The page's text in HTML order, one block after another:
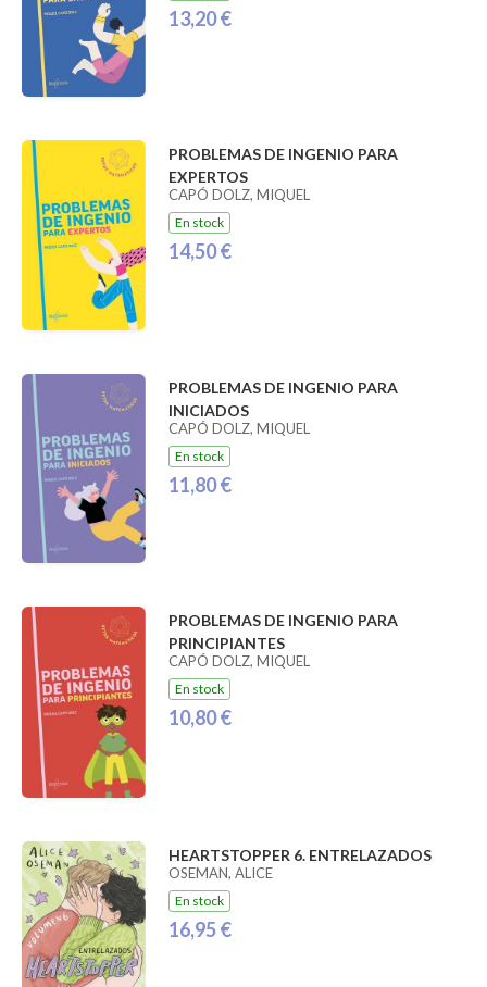
13,20 €
PROBLEMAS DE INGENIO PARA
EXPERTOS
CAPÓ DOLZ, MIQUEL
En stock
14,50 €
PROBLEMAS DE INGENIO PARA
INICIADOS
CAPÓ DOLZ, MIQUEL
En stock
11,80 €
PROBLEMAS DE INGENIO PARA
PRINCIPIANTES
CAPÓ DOLZ, MIQUEL
En stock
10,80 €
HEARTSTOPPER 6. ENTRELAZADOS
OSEMAN, ALICE
En stock
16,95 €